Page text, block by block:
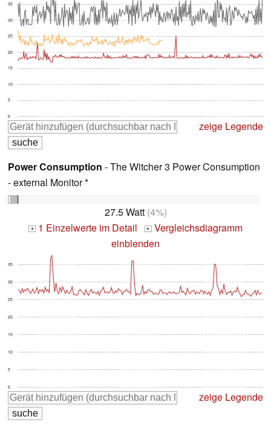
0
5
10
15
20
25
30
35
zeige Legende
Power Consumption - The Witcher 3 Power Consumption
- external Monitor *
27.5 Watt(4%)
+ 1 Einzelwerte im Detail + Vergleichsdiagramm
einblenden
0
5
10
15
20
25
30
35
zeige Legende